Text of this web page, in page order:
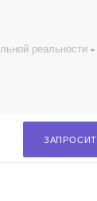
реальности